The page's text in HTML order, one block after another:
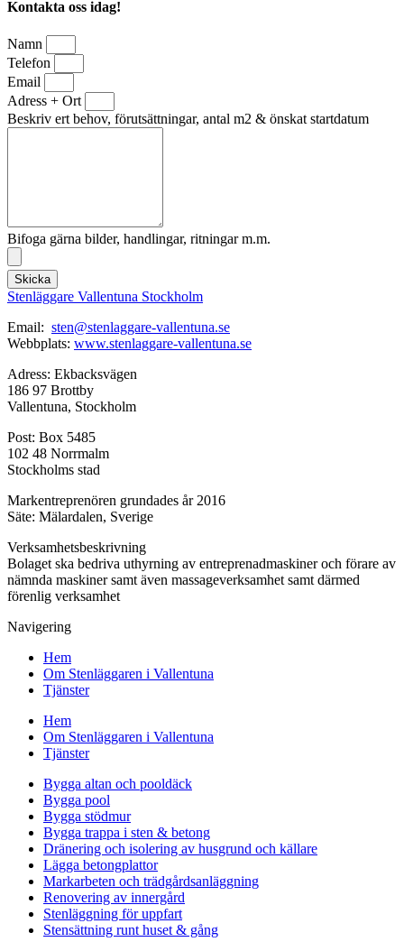
Kontakta oss idag!
Namn
Telefon
Email
Adress + Ort
Beskriv ert behov, förutsättningar, antal m2 & önskat startdatum
Bifoga gärna bilder, handlingar, ritningar m.m.
Skicka
Stenläggare Vallentuna Stockholm
Email: sten@stenlaggare-vallentuna.se
Webbplats: www.stenlaggare-vallentuna.se
Adress: Ekbacksvägen
186 97 Brottby
Vallentuna, Stockholm
Post: Box 5485
102 48 Norrmalm
Stockholms stad
Markentreprenören grundades år 2016
Säte: Mälardalen, Sverige
Verksamhetsbeskrivning
Bolaget ska bedriva uthyrning av entreprenadmaskiner och förare av
nämnda maskiner samt även massageverksamhet samt därmed
förenlig verksamhet
Navigering
Hem
Om Stenläggaren i Vallentuna
Tjänster
Hem
Om Stenläggaren i Vallentuna
Tjänster
Bygga altan och pooldäck
Bygga pool
Bygga stödmur
Bygga trappa i sten & betong
Dränering och isolering av husgrund och källare
Lägga betongplattor
Markarbeten och trädgårdsanläggning
Renovering av innergård
Stenläggning för uppfart
Stensättning runt huset & gång